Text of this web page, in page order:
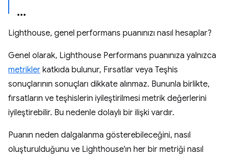
Lighthouse, genel performans puanınızı nasıl hesaplar?
Genel olarak, Lighthouse Performans puanınıza yalnızca
metrikler katkıda bulunur, Fırsatlar veya Teşhis
sonuçlarının sonuçları dikkate alınmaz. Bununla birlikte,
fırsatların ve teşhislerin iyileştirilmesi metrik değerlerini
iyileştirebilir. Bu nedenle dolaylı bir ilişki vardır.
Puanın neden dalgalanma gösterebileceğini, nasıl
oluşturulduğunu ve Lighthouse'ın her bir metriği nasıl